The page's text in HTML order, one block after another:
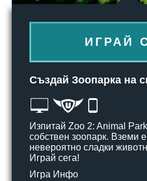
ИГРАЙ
Създай Зоопарка на
Изпитай Zoo 2: Animal
собствен зоопарк. Вземи
невероятно сладки
Играй сега!
Игра Инфо